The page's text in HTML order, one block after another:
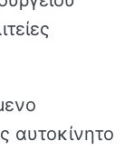
αυτοκίνητο